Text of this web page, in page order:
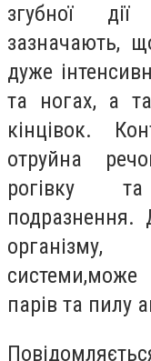
згубної
зазначають,
дуже
та ногах, а
кінцівок.
отруйна
рогівку
подразнення.
парів та пилу